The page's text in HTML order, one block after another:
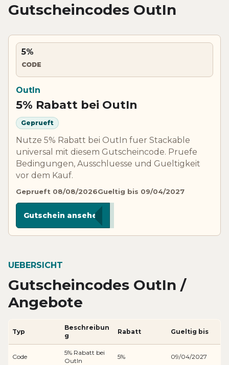
Gutscheincodes OutIn
5%
CODE
OutIn
5% Rabatt bei OutIn
Geprueft
Nutze 5% Rabatt bei OutIn fuer Stackable
universal mit diesem Gutscheincode. Pruefe
Bedingungen, Ausschluesse und Gueltigkeit
vor dem Kauf.
Geprueft 08/08/2026Gueltig bis 09/04/2027
Gutschein ansehen
UEBERSICHT
Gutscheincodes OutIn /
Angebote
Typ
Beschreibun
g
Rabatt Gueltig bis
Code
5% Rabatt bei
OutIn
5% 09/04/2027